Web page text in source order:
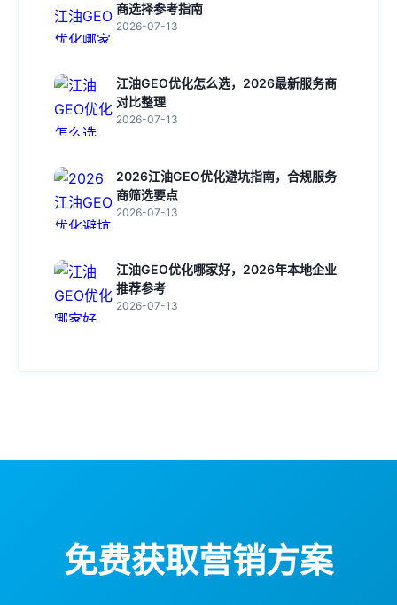
商选择参考指南
2026-07-13
江油GEO优化怎么选，2026最新服务商
对比整理
2026-07-13
2026江油GEO优化避坑指南，合规服务
商筛选要点
2026-07-13
江油GEO优化哪家好，2026年本地企业
推荐参考
2026-07-13
免费获取营销方案